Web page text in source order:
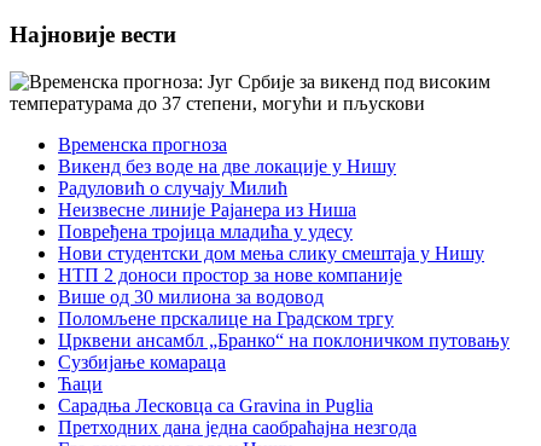
Најновије вести
Временска прогноза
Викенд без воде на две локације у Нишу
Радуловић о случају Милић
Неизвесне линије Рајанера из Ниша
Повређена тројица младића у удесу
Нови студентски дом мења слику смештаја у Нишу
НТП 2 доноси простор за нове компаније
Више од 30 милиона за водовод
Поломљене прскалице на Градском тргу
Црквени ансамбл „Бранко“ на поклоничком путовању
Сузбијање комараца
Ћаци
Сарадња Лесковца са Gravina in Puglia
Претходних дана једна саобраћајна незгода